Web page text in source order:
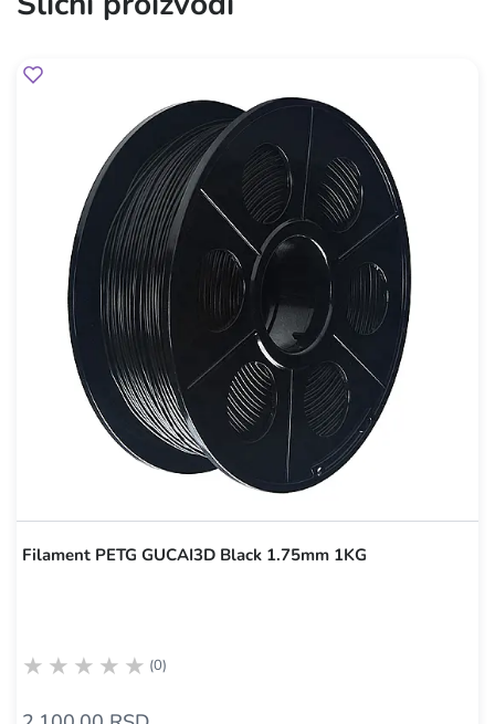
Filament PETG GUCAI3D Black 1.75mm 1KG
(0)